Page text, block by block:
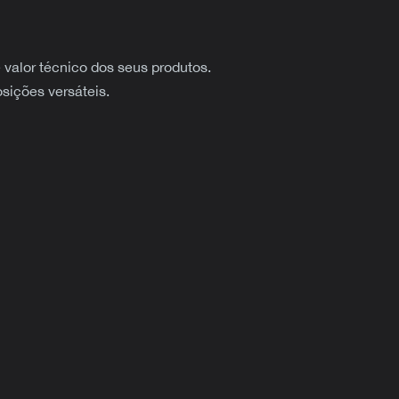
técnico dos seus produtos.
versáteis.